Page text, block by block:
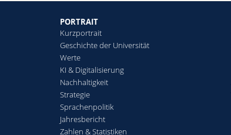
PORTRAIT
Kurzportrait
Geschichte der Universität
Werte
KI & Digitalisierung
Nachhaltigkeit
Strategie
Sprachenpolitik
Jahresbericht
Zahlen & Statistiken